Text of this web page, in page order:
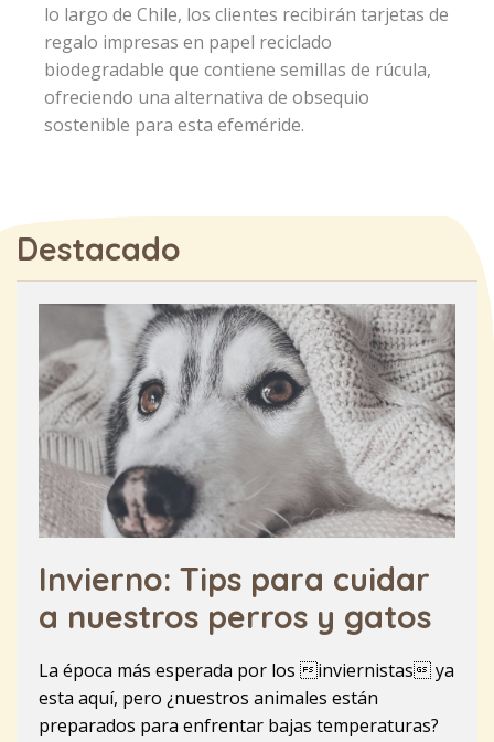
lo largo de Chile, los clientes recibirán tarjetas de
regalo impresas en papel reciclado
biodegradable que contiene semillas de rúcula,
ofreciendo una alternativa de obsequio
sostenible para esta efeméride.
Destacado
Invierno: Tips para cuidar
a nuestros perros y gatos
La época más esperada por los inviernistas ya
esta aquí, pero ¿nuestros animales están
preparados para enfrentar bajas temperaturas?